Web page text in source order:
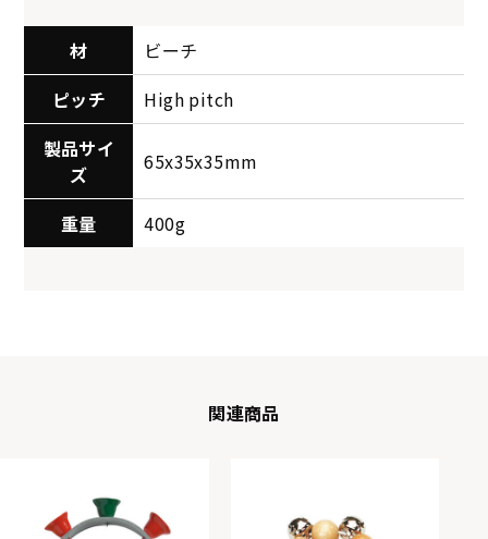
材
ビーチ
ピッチ
High pitch
製品サイ
ズ
65x35x35mm
重量 400g
関連商品